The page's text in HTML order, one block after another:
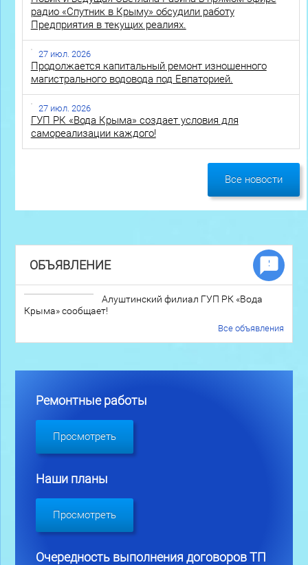
радио «Спутник в Крыму» обсудили работу
Предприятия в текущих реалиях.
27 июл. 2026
Продолжается капитальный ремонт изношенного
магистрального водовода под Евпаторией.
27 июл. 2026
ГУП РК «Вода Крыма» создает условия для
самореализации каждого!
Все новости
ОБЪЯВЛЕНИЕ
Алуштинский филиал ГУП РК «Вода
Крыма» сообщает!
Все объявления
Ремонтные работы
Просмотреть
Наши планы
Просмотреть
Очередность выполнения договоров ТП